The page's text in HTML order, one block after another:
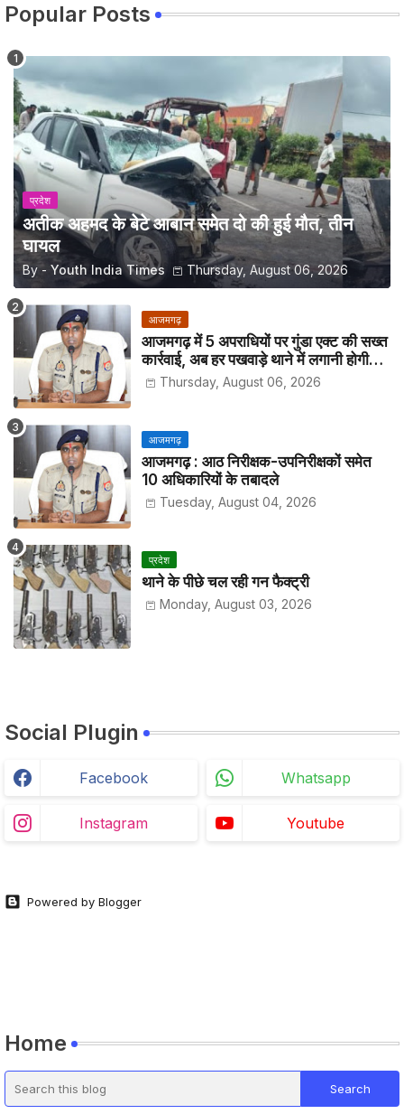
Popular Posts
प्रदेश
अतीक अहमद के बेटे आबान समेत दो की हुई मौत, तीन
घायल
By - Youth India Times Thursday, August 06, 2026
आजमगढ़
आजमगढ़ में 5 अपराधियों पर गुंडा एक्ट की सख्त
कार्रवाई, अब हर पखवाड़े थाने में लगानी होगी
हाजिरीThursday, August 06, 2026
आजमगढ़
आजमगढ़ : आठ निरीक्षक-उपनिरीक्षकों समेत
10 अधिकारियों के तबादले
Tuesday, August 04, 2026
प्रदेश
थाने के पीछे चल रही गन फैक्ट्री
Monday, August 03, 2026
Social Plugin
Facebook Whatsapp
Instagram Youtube
Powered by Blogger
Home